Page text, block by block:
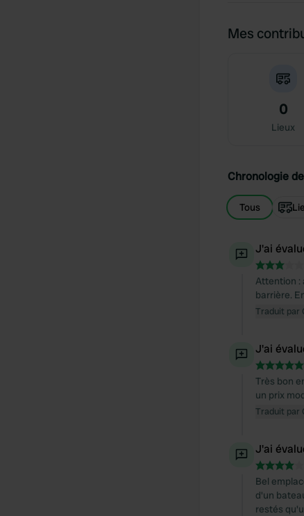
Mes
0
Lieux
Chronologie
Tous
J'ai
Attention :
barrière.
Traduit par
J'ai
Très bon
un prix
Traduit par
J'ai
Bel
d'un
restés